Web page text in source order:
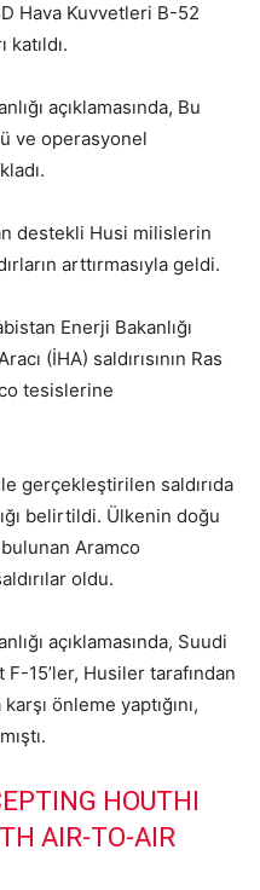
Hava Kuvvetleri B-52
açıklamasında, Bu
ve operasyonel
destekli Husi milislerin
arttırmasıyla geldi.
Enerji Bakanlığı
(İHA) saldırısının Ras
tesislerine
gerçekleştirilen saldırıda
belirtildi. Ülkenin doğu
Aramco
oldu.
açıklamasında, Suudi
15’ler, Husiler tarafından
karşı önleme yaptığını,
HOUTHI
AIR-TO-AIR